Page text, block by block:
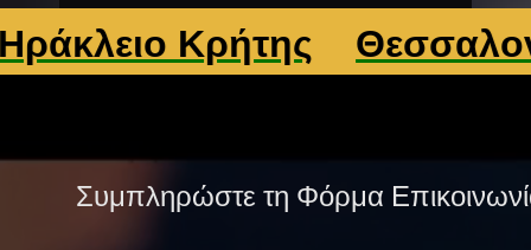
Κρήτης Θεσσαλονίκη
Συμπληρώστε τη Φόρμα